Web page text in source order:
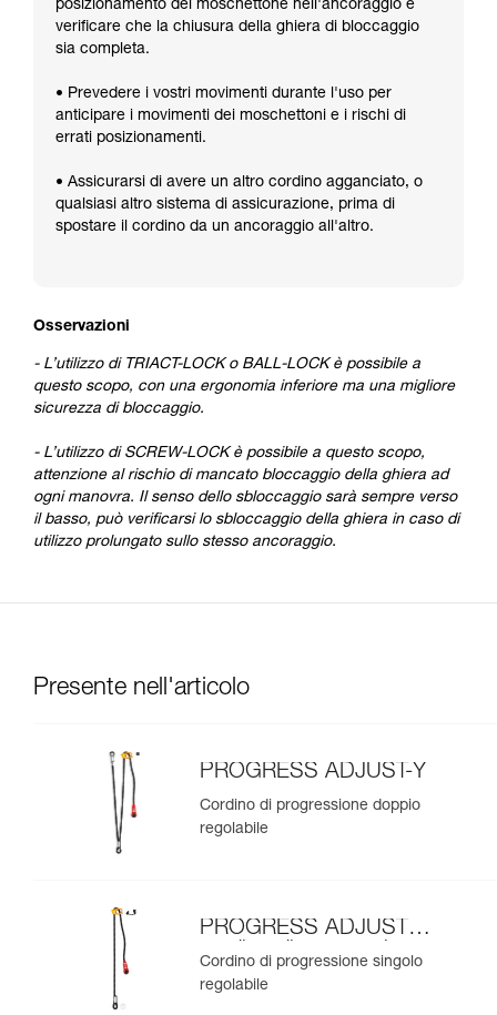
posizionamento del moschettone nell'ancoraggio e
verificare che la chiusura della ghiera di bloccaggio
sia completa.
• Prevedere i vostri movimenti durante l'uso per
anticipare i movimenti dei moschettoni e i rischi di
errati posizionamenti.
• Assicurarsi di avere un altro cordino agganciato, o
qualsiasi altro sistema di assicurazione, prima di
spostare il cordino da un ancoraggio all'altro.
Osservazioni
- L’utilizzo di TRIACT-LOCK o BALL-LOCK è possibile a
questo scopo, con una ergonomia inferiore ma una migliore
sicurezza di bloccaggio.
- L’utilizzo di SCREW-LOCK è possibile a questo scopo,
attenzione al rischio di mancato bloccaggio della ghiera ad
ogni manovra. Il senso dello sbloccaggio sarà sempre verso
il basso, può verificarsi lo sbloccaggio della ghiera in caso di
utilizzo prolungato sullo stesso ancoraggio.
Presente nell'articolo
PROGRESS ADJUST-Y
Cordino di progressione doppio
regolabile
PROGRESS ADJUST-I
cordino di progressione
Cordino di progressione singolo
regolabile